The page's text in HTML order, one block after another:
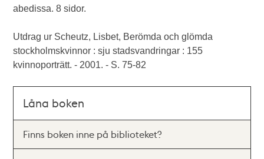
abedissa. 8 sidor.
Utdrag ur Scheutz, Lisbet, Berömda och glömda
stockholmskvinnor : sju stadsvandringar : 155
kvinnoporträtt. - 2001. - S. 75-82
Låna boken
Finns boken inne på biblioteket?